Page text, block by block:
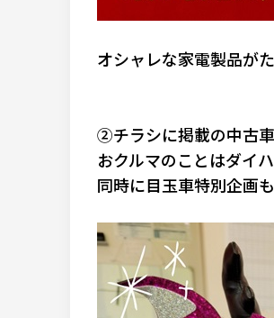
オシャレな家電製品が
②チラシに掲載の中古
おクルマのことはダイ
同時に目玉車特別企画